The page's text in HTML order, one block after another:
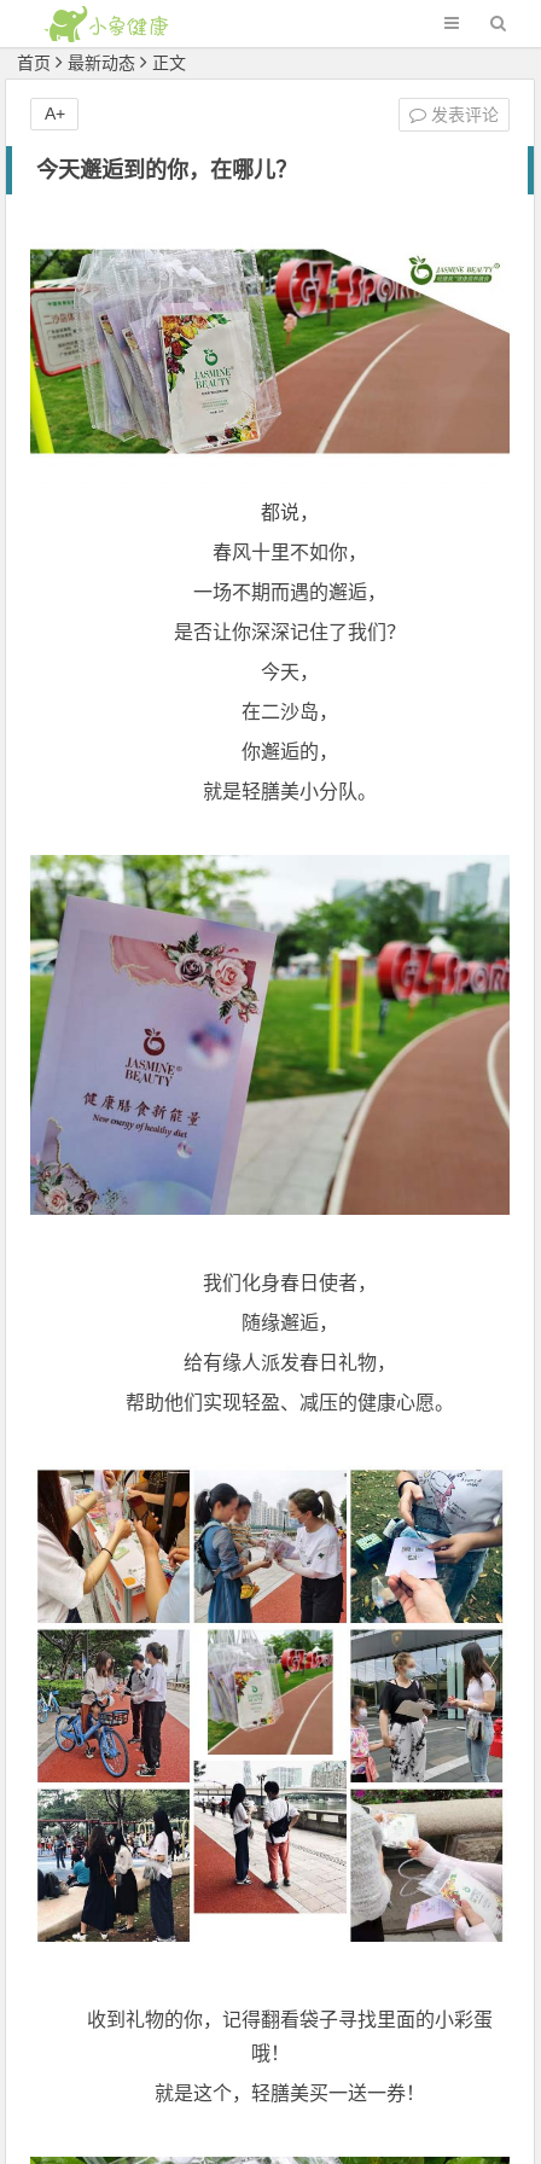
首页 最新动态 正文
今天邂逅到的你，在哪儿？
都说，
春风十里不如你，
一场不期而遇的邂逅，
是否让你深深记住了我们？
今天，
在二沙岛，
你邂逅的，
就是轻膳美小分队。
我们化身春日使者，
随缘邂逅，
给有缘人派发春日礼物，
帮助他们实现轻盈、减压的健康心愿。
收到礼物的你，记得翻看袋子寻找里面的小彩蛋
哦！
就是这个，轻膳美买一送一券！
发表评论
A+